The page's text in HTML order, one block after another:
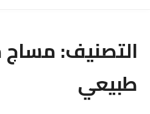
التصنيف:مساج
طبيعي